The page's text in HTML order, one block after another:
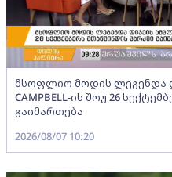
მსოფლიო მოდის ლეგენდა
CAMPBELL-ის შოუ 26
გაიმართება
2026/08/07 10:20